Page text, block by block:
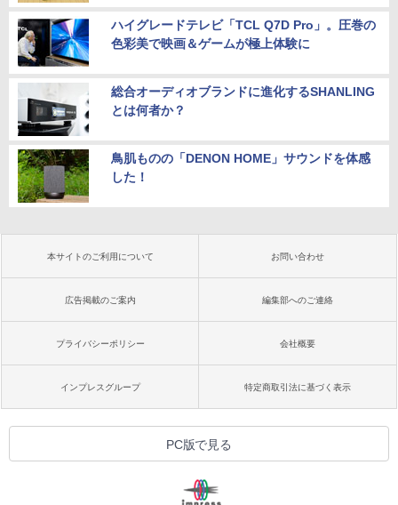
ハイグレードテレビ「TCL Q7D Pro」。圧巻の
色彩美で映画＆ゲームが極上体験に
総合オーディオブランドに進化するSHANLING
とは何者か？
鳥肌ものの「DENON HOME」サウンドを体感
した！
本サイトのご利用について お問い合わせ
広告掲載のご案内 編集部へのご連絡
プライバシーポリシー 会社概要
インプレスグループ 特定商取引法に基づく表示
PC版で見る